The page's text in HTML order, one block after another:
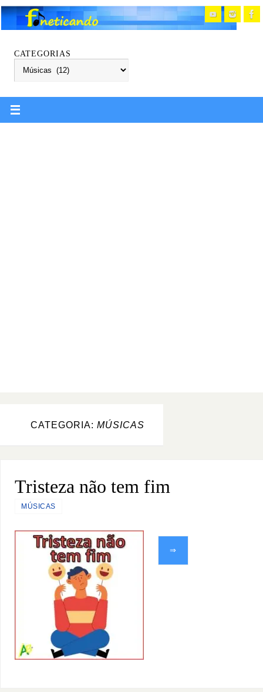
CATEGORIAS
CATEGORIA: MÚSICAS
Tristeza não tem fim
MÚSICAS
⇒